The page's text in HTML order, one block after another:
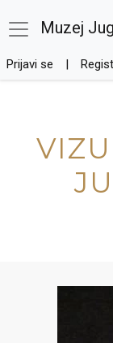
Muzej
Prijavi se